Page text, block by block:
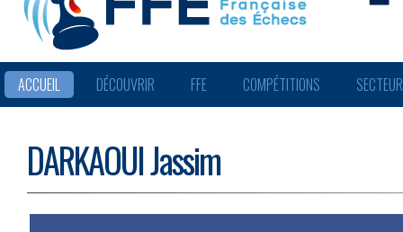
ACCUEIL DÉCOUVRIR FFE COMPÉTITIONS
DARKAOUI Jassim